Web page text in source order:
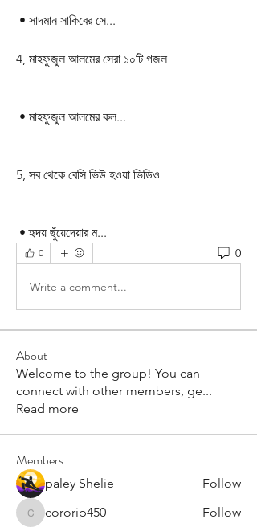
• সাদমান সাকিবের সে...
4, মাহফুজুল আলমের সেরা ১০টি গজল
• মাহফুজুল আলমের কল...
5, সব থেকে বেসি ভিউ হওয়া ভিডিও
• হৃদয় ছুঁয়েদেয়ার ম...
0 0
Write a comment...
About
Welcome to the group! You can
connect with other members, ge...
Read more
Members
paley Shelie Follow
cororip450
cororip450
Follow